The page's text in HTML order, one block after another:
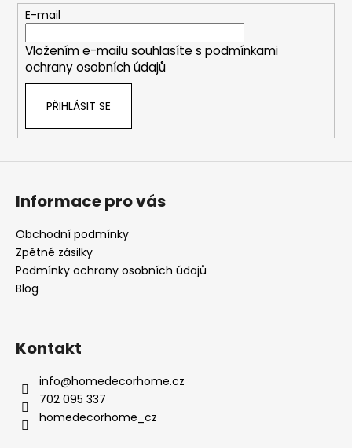
E-mail
Vložením e-mailu souhlasíte s podmínkami
ochrany osobních údajů
PŘIHLÁSIT SE
Informace pro vás
Obchodní podmínky
Zpětné zásilky
Podmínky ochrany osobních údajů
Blog
Kontakt
info@homedecorhome.cz
702 095 337
homedecorhome_cz